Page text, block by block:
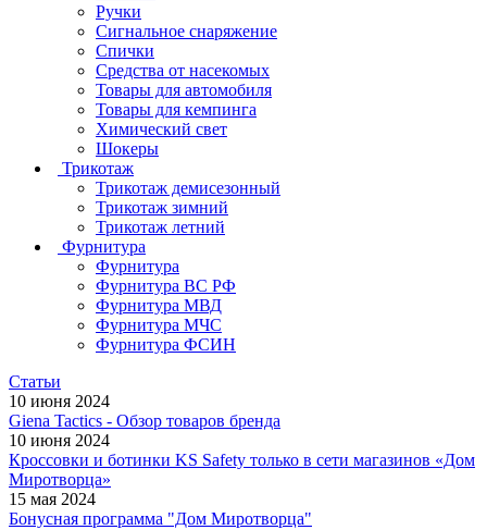
Ручки
Сигнальное снаряжение
Спички
Средства от насекомых
Товары для автомобиля
Товары для кемпинга
Химический свет
Шокеры
Трикотаж
Трикотаж демисезонный
Трикотаж зимний
Трикотаж летний
Фурнитура
Фурнитура
Фурнитура ВС РФ
Фурнитура МВД
Фурнитура МЧС
Фурнитура ФСИН
Статьи
10 июня 2024
Giena Tactics - Обзор товаров бренда
10 июня 2024
Кроссовки и ботинки KS Safety только в сети магазинов «Дом
Миротворца»
15 мая 2024
Бонусная программа "Дом Миротворца"